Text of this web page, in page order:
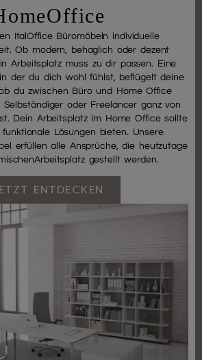
ItalOffice Büromöbeln individuelle
Ob modern, behaglich oder dezent
Arbeitsplatz muss zu dir passen. Eine
der du dich wohl fühlst, beflügelt deine
du zwischen Büro und Home Office
oder Freelancer ganz von
Dein Arbeitsplatz im Home Office sollte
Lösungen bieten. Unsere
erfüllen alle Ansprüche, die heutzutage
gestellt werden.
ENTDECKEN